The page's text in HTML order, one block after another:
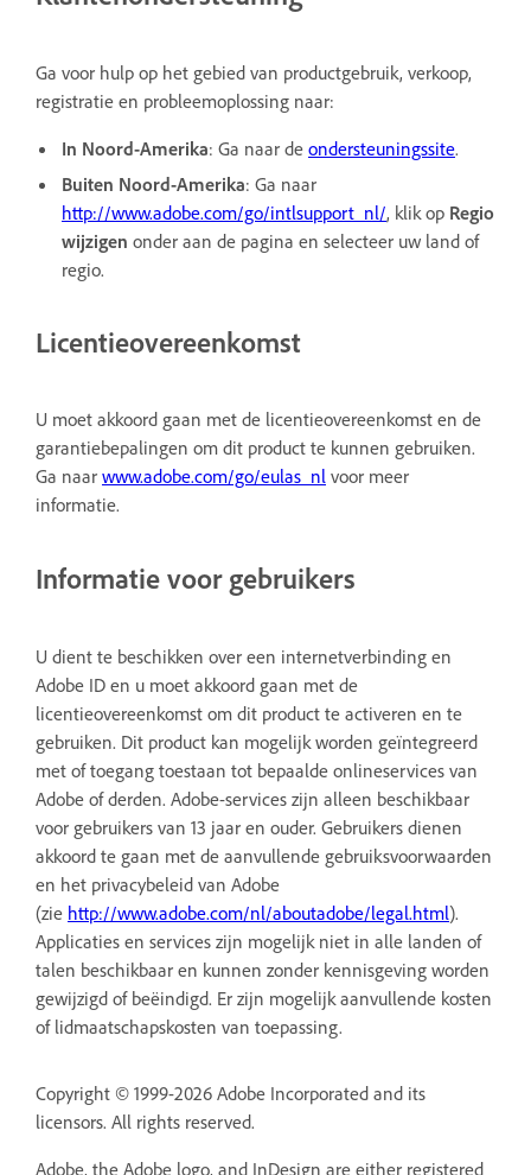
Ga voor hulp op het gebied van productgebruik, verkoop,
registratie en probleemoplossing naar:
In Noord-Amerika: Ga naar de ondersteuningssite.
Buiten Noord-Amerika: Ga naar
http://www.adobe.com/go/intlsupport_nl/, klik op Regio
wijzigen onder aan de pagina en selecteer uw land of
regio.
Licentieovereenkomst
U moet akkoord gaan met de licentieovereenkomst en de
garantiebepalingen om dit product te kunnen gebruiken.
Ga naar www.adobe.com/go/eulas_nl voor meer
informatie.
Informatie voor gebruikers
U dient te beschikken over een internetverbinding en
Adobe ID en u moet akkoord gaan met de
licentieovereenkomst om dit product te activeren en te
gebruiken. Dit product kan mogelijk worden geïntegreerd
met of toegang toestaan tot bepaalde onlineservices van
Adobe of derden. Adobe-services zijn alleen beschikbaar
voor gebruikers van 13 jaar en ouder. Gebruikers dienen
akkoord te gaan met de aanvullende gebruiksvoorwaarden
en het privacybeleid van Adobe
(zie http://www.adobe.com/nl/aboutadobe/legal.html).
Applicaties en services zijn mogelijk niet in alle landen of
talen beschikbaar en kunnen zonder kennisgeving worden
gewijzigd of beëindigd. Er zijn mogelijk aanvullende kosten
of lidmaatschapskosten van toepassing.
Copyright © 1999-2026 Adobe Incorporated and its
licensors. All rights reserved.
Adobe, the Adobe logo, and InDesign are either registered